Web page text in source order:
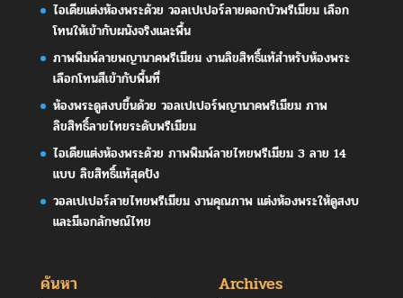
ไอเดียแต่งห้องพระด้วย วอลเปเปอร์ลายดอกบัวพรีเมียม เลือก
โทนให้เข้ากับผนังจริงและพื้น
ภาพพิมพ์ลายพญานาคพรีเมียม งานลิขสิทธิ์แท้สำหรับห้องพระ
เลือกโทนสีเข้ากับพื้นที่
ห้องพระดูสงบขึ้นด้วย วอลเปเปอร์พญานาคพรีเมียม ภาพ
ลิขสิทธิ์ลายไทยระดับพรีเมียม
ไอเดียแต่งห้องพระด้วย ภาพพิมพ์ลายไทยพรีเมียม 3 ลาย 14
แบบ ลิขสิทธิ์แท้สุดปัง
วอลเปเปอร์ลายไทยพรีเมียม งานคุณภาพ แต่งห้องพระให้ดูสงบ
และมีเอกลักษณ์ไทย
ค้นหา Archives